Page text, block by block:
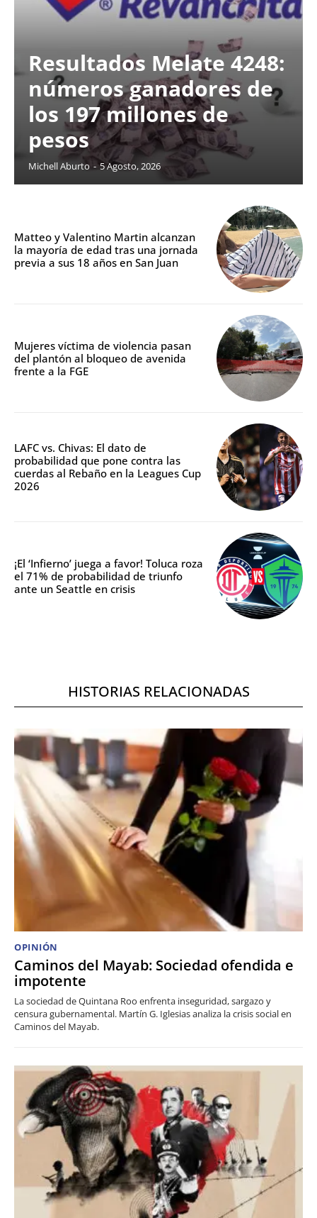
Resultados Melate 4248:
números ganadores de
los 197 millones de
pesos
Michell Aburto - 5 Agosto, 2026
Matteo y Valentino Martin alcanzan
la mayoría de edad tras una jornada
previa a sus 18 años en San Juan
Mujeres víctima de violencia pasan
del plantón al bloqueo de avenida
frente a la FGE
LAFC vs. Chivas: El dato de
probabilidad que pone contra las
cuerdas al Rebaño en la Leagues Cup
2026
¡El ‘Infierno’ juega a favor! Toluca roza
el 71% de probabilidad de triunfo
ante un Seattle en crisis
HISTORIAS RELACIONADAS
OPINIÓN
Caminos del Mayab: Sociedad ofendida e
impotente
La sociedad de Quintana Roo enfrenta inseguridad, sargazo y
censura gubernamental. Martín G. Iglesias analiza la crisis social en
Caminos del Mayab.